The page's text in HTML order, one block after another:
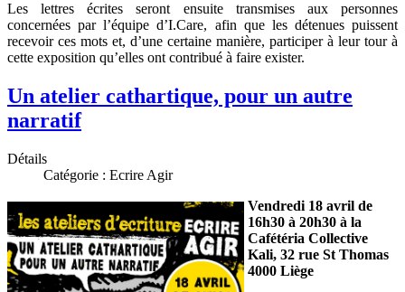
Les lettres écrites seront ensuite transmises aux personnes
concernées par l’équipe d’I.Care, afin que les détenues puissent
recevoir ces mots et, d’une certaine manière, participer à leur tour à
cette exposition qu’elles ont contribué à faire exister.
Un atelier cathartique, pour un autre
narratif
Détails
Catégorie : Ecrire Agir
Vendredi 18 avril de
16h30 à 20h30 à la
Cafétéria Collective
Kali, 32 rue St Thomas
4000 Liège